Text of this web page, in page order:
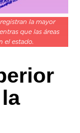
la mayor
que las áreas
el estado.